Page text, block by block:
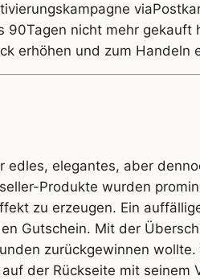
90Tagen nicht mehr
erhöhen und zum Handeln
edles, elegantes, aber
Produkte wurden
zu erzeugen. Ein
Gutschein. Mit der
zurückgewinnen
der Rückseite mit seinem